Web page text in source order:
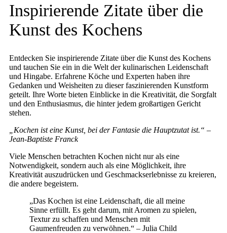
Inspirierende Zitate über die
Kunst des Kochens
Entdecken Sie inspirierende Zitate über die Kunst des Kochens
und tauchen Sie ein in die Welt der kulinarischen Leidenschaft
und Hingabe. Erfahrene Köche und Experten haben ihre
Gedanken und Weisheiten zu dieser faszinierenden Kunstform
geteilt. Ihre Worte bieten Einblicke in die Kreativität, die Sorgfalt
und den Enthusiasmus, die hinter jedem großartigen Gericht
stehen.
„Kochen ist eine Kunst, bei der Fantasie die Hauptzutat ist.“ –
Jean-Baptiste Franck
Viele Menschen betrachten Kochen nicht nur als eine
Notwendigkeit, sondern auch als eine Möglichkeit, ihre
Kreativität auszudrücken und Geschmackserlebnisse zu kreieren,
die andere begeistern.
„Das Kochen ist eine Leidenschaft, die all meine
Sinne erfüllt. Es geht darum, mit Aromen zu spielen,
Textur zu schaffen und Menschen mit
Gaumenfreuden zu verwöhnen.“ – Julia Child